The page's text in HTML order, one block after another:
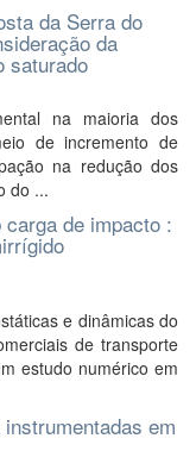
da Serra do
da
saturado
na maioria dos
de incremento de
na redução dos
do ...
de impacto :
e dinâmicas do
de transporte
estudo numérico em
em